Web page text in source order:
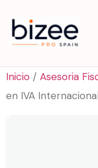
Inicio / Asesoria
en IVA Internacional